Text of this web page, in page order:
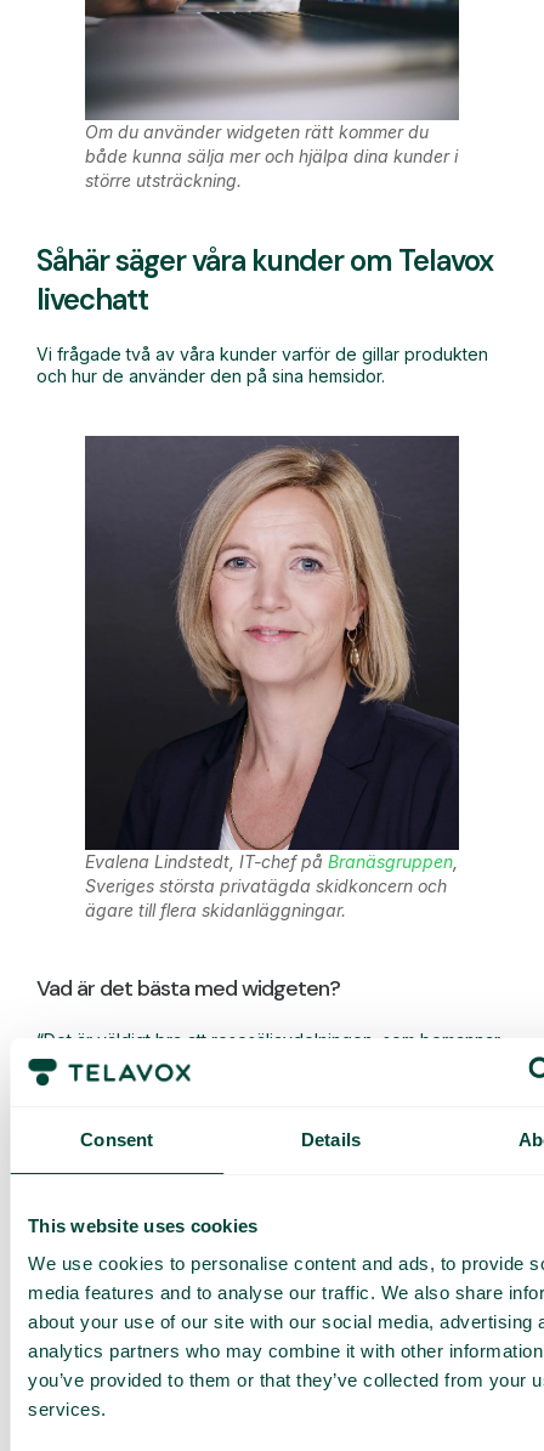
Consent Details
This website uses cookies
We use cookies to personalise content and ads, to provide
media features and to analyse our traffic. We also share
about your use of our site with our social media, advertising
analytics partners who may combine it with other
you’ve provided to them or that they’ve collected from your
services.
Om du använder widgeten rätt kommer du
både kunna sälja mer och hjälpa dina kunder i
större utsträckning.
Såhär säger våra kunder om Telavox
livechatt
Vi frågade två av våra kunder varför de gillar produkten
och hur de använder den på sina hemsidor.
Evalena Lindstedt, IT-chef på Branäsgruppen
Sveriges största privatägda skidkoncern och
ägare till flera skidanläggningar.
Vad är det bästa med widgeten?
“Det är väldigt bra att resesäljavdelningen, som bemannar
vår telefon, kan administrera öppettiderna som syns på
webben utan att behöva blanda in marknads- och
Varför behöver ni en widget på hemsidan?
“Vi är säsongsbetonade och då ändras våra telefontider
ganska ofta. Periodvis har vi många som ringer (och
många som svarar) då är det bra att gästerna kan se hur
läget är för ögonblicket. Är det lång svarstid kan ju gästen
använda sig av callback-funktionen.*”
*Callback-funktionen innebär att uppringaren kan lämna
sitt telefonnummer och bli uppringd, istället för att vänta i
kön. Funktionen är en del av vår tilläggstjänst Call Center